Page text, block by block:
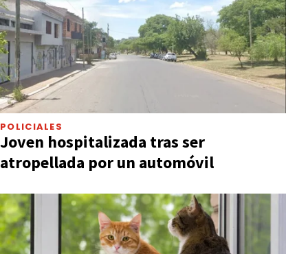
POLICIALES
Joven hospitalizada tras ser
atropellada por un automóvil